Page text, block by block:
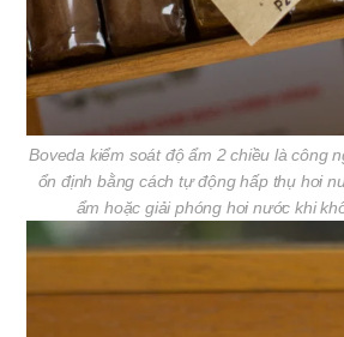
Boveda kiểm soát độ ẩm 2 chiều là công
ổn định bằng cách tự động hấp thụ hơi
ẩm hoặc giải phóng hơi nước khi